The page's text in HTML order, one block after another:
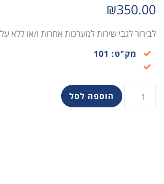
₪350.00
לבירור לגבי שירות למערכות אחרות ו/או ללא עלות
מק"ט: 101
הוספה לסל